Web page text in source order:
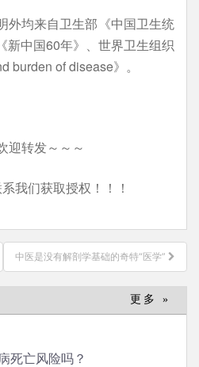
外均来自卫生部《中国卫生统
新中国60年》、世界卫生组织
burden of disease》。
迎转发～～～
我们获取授权！！！
中医是没有解剖学基础的奇特“医学”
更多 »
死亡风险吗？